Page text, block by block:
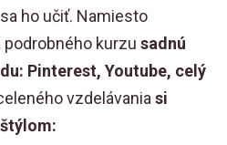
ho učiť. Namiesto
podrobného kurzusadnú
Pinterest, Youtube, celý
vzdelávaniasi